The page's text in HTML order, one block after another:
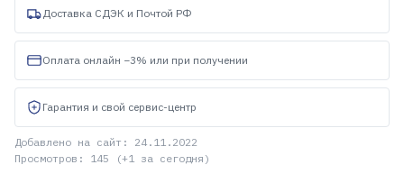
Доставка СДЭК и Почтой РФ
Оплата онлайн −3% или при получении
Гарантия и свой сервис-центр
Добавлено на сайт: 24.11.2022
Просмотров: 145 (+1 за сегодня)